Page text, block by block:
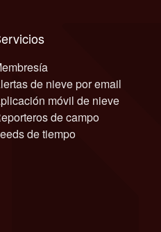
Servicios
de nieve por email
móvil de nieve
de campo
de tiempo